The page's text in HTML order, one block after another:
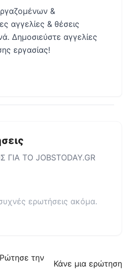
&
αγγελίες & θέσεις
Δημοσιεύστε αγγελίες
εργασίας!
ΓΙΑ ΤΟ JOBSTODAY.GR
ερωτήσεις ακόμα.
την
Κάνε μια ερώτηση